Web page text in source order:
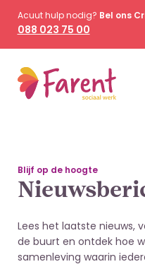
Acuut hulp nodig? Bel ons
088 023 75 00
Blijf op de hoogte
Lees het laatste nieuws,
de buurt en ontdek hoe
samenleving waarin
2 juli 2026
Straat wordt